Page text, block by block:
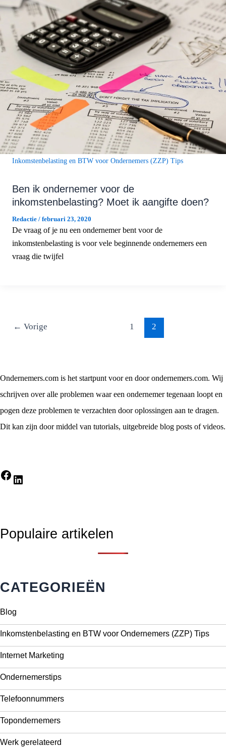
Inkomstenbelasting en BTW voor Ondernemers (ZZP) Tips
Ben ik ondernemer voor de
inkomstenbelasting? Moet ik aangifte doen?
Redactie / februari 23, 2020
De vraag of je nu een ondernemer bent voor de
inkomstenbelasting is voor vele beginnende ondernemers een
vraag die twijfel
← Vorige 1 2
Ondernemers.com is het startpunt voor en door ondernemers.com. Wij
schrijven over alle problemen waar een ondernemer tegenaan loopt en
pogen deze problemen te verzachten door oplossingen aan te dragen.
Dit kan zijn door middel van tutorials, uitgebreide blog posts of videos.
Facebook LinkedIn
Populaire artikelen
CATEGORIEËN
Blog
Inkomstenbelasting en BTW voor Ondernemers (ZZP) Tips
Internet Marketing
Ondernemerstips
Telefoonnummers
Topondernemers
Werk gerelateerd